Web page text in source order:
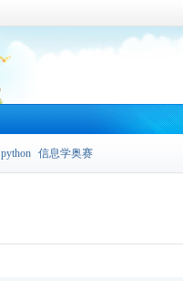
python 信息学奥赛